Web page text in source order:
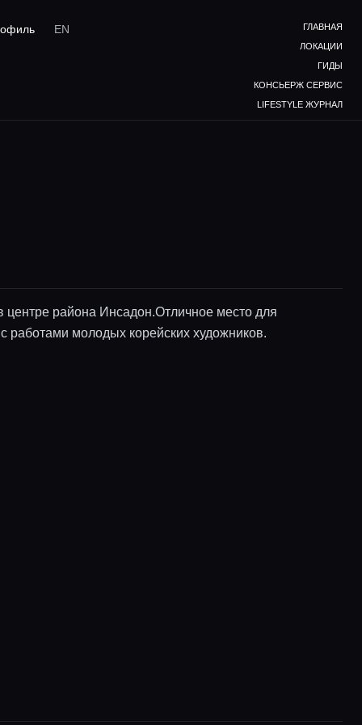
EN
ГЛАВНАЯ
ЛОКАЦИИ
ГИДЫ
КОНСЬЕРЖ СЕРВИС
LIFESTYLE ЖУРНАЛ
центре района Инсадон.Отличное место для
работами молодых корейских художников.